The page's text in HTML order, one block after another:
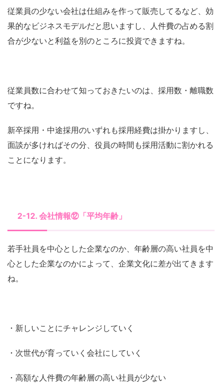
従業員の少ない会社は仕組みを作って販売してるなど、効
果的なビジネスモデルだと思いますし、人件費の占める割
合が少ないと利益を別のところに投資できますね。
従業員数に合わせて知っておきたいのは、採用数・離職数
ですね。
新卒採用・中途採用のいずれも採用経費は掛かりますし、
面談が多ければその分、役員の時間も採用活動に割かれる
ことになります。
2-12. 会社情報⑫「平均年齢」
若手社員を中心とした企業なのか、年齢層の高い社員を中
心とした企業なのかによって、企業文化に差が出てきます
ね。
・新しいことにチャレンジしていく
・次世代が育っていく会社にしていく
・高額な人件費の年齢層の高い社員が少ない